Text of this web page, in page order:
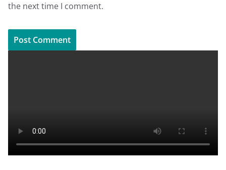
the next time I comment.